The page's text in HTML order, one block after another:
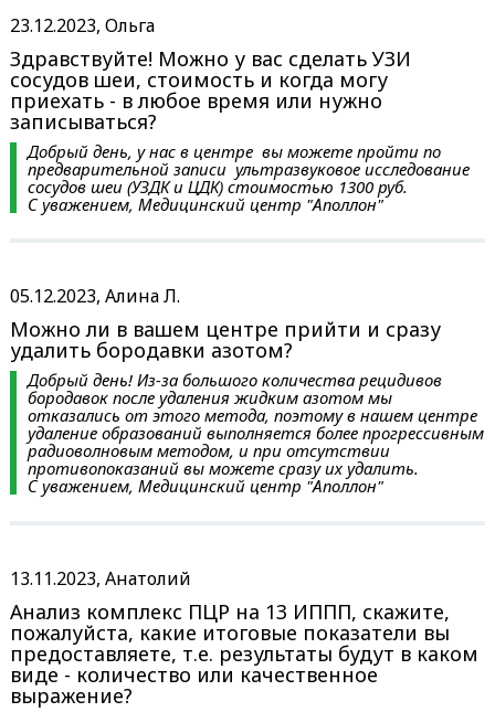
23.12.2023, Ольга
Здравствуйте! Можно у вас сделать УЗИ
сосудов шеи, стоимость и когда могу
приехать - в любое время или нужно
записываться?
Добрый день, у нас в центре вы можете пройти по
предварительной записи ультразвуковое исследование
сосудов шеи (УЗДК и ЦДК) стоимостью 1300 руб.
С уважением, Медицинский центр "Аполлон"
05.12.2023, Алина Л.
Можно ли в вашем центре прийти и сразу
удалить бородавки азотом?
Добрый день! Из-за большого количества рецидивов
бородавок после удаления жидким азотом мы
отказались от этого метода, поэтому в нашем центре
удаление образований выполняется более прогрессивным
радиоволновым методом, и при отсутствии
противопоказаний вы можете сразу их удалить.
С уважением, Медицинский центр "Аполлон"
13.11.2023, Анатолий
Анализ комплекс ПЦР на 13 ИППП, скажите,
пожалуйста, какие итоговые показатели вы
предоставляете, т.е. результаты будут в каком
виде - количество или качественное
выражение?